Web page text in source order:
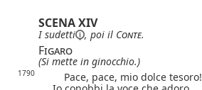
SCENA XIV
Isudetti , poi il Conte.
Figaro
(Si mette in ginocchio.)
1790
Pace, pace, mio dolce tesoro!